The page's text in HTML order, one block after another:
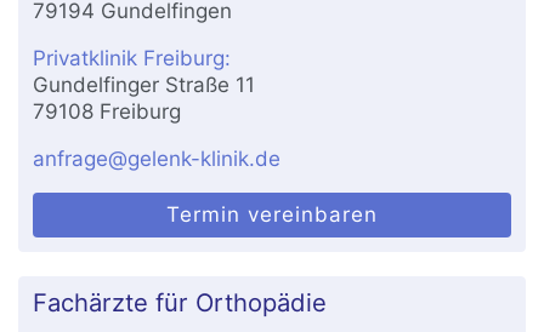
79194 Gundelfingen
Privatklinik Freiburg:
Gundelfinger Straße 11
79108 Freiburg
anfrage@gelenk-klinik.de
Termin vereinbaren
Fachärzte für Orthopädie